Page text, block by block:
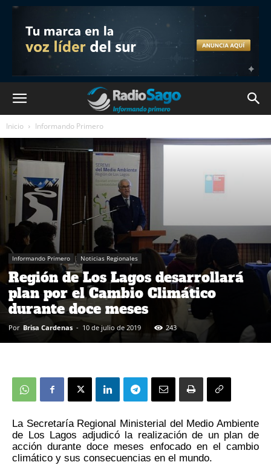
Inicio Informando Primero
Informando Primero Noticias Regionales
Región de Los Lagos desarrollará
plan por el Cambio Climático
durante doce meses
Por Brisa Cardenas - 10 de julio de 2019 243
La Secretaría Regional Ministerial del Medio Ambiente
de Los Lagos adjudicó la realización de un plan de
acción durante doce meses enfocado en el cambio
climático y sus consecuencias en el mundo.